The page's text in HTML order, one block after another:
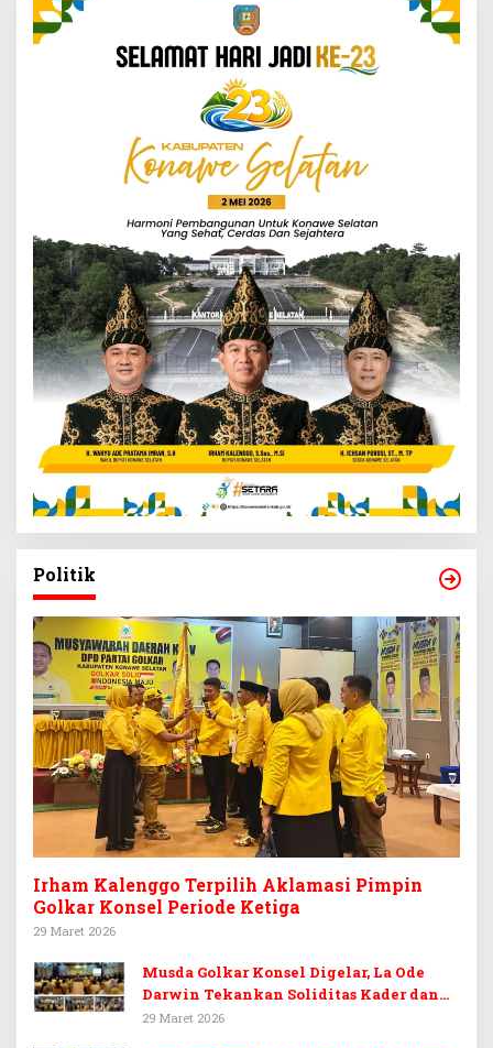
Politik
Irham Kalenggo Terpilih Aklamasi Pimpin
Golkar Konsel Periode Ketiga
29 Maret 2026
Musda Golkar Konsel Digelar, La Ode
Darwin Tekankan Soliditas Kader dan
Target 14 Kursi DPRD Konawe Selatan
29 Maret 2026